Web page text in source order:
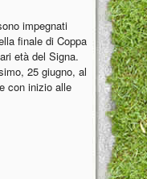
impegnati
finale di Coppa
età del Signa.
25 giugno, al
con inizio alle